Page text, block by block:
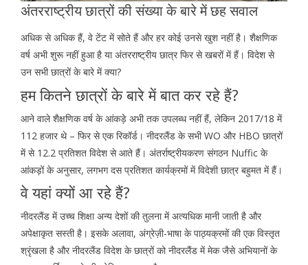
अंतरराष्ट्रीय छात्रों की संख्या के बारे में छह सवाल
अधिक से अधिक हैं, वे टेंट में सोते हैं और हर कोई उनसे खुश नहीं है। शैक्षणिक
वर्ष अभी शुरू नहीं हुआ है या अंतरराष्ट्रीय छात्र फिर से खबरों में हैं। विदेश से
उन सभी छात्रों के बारे में क्या?
हम कितने छात्रों के बारे में बात कर रहे हैं?
आने वाले शैक्षणिक वर्ष के आंकड़े अभी तक उपलब्ध नहीं हैं, लेकिन 2017/18 में
112 हजार थे – फिर से एक रिकॉर्ड। नीदरलैंड के सभी WO और HBO छात्रों
में से 12.2 प्रतिशत विदेश से आते हैं। अंतर्राष्ट्रीयकरण संगठन Nuffic के
आंकड़ों के अनुसार, लगभग दस प्रतिशत कार्यक्रमों में विदेशी छात्र बहुमत में हैं।
वे यहां क्यों आ रहे हैं?
नीदरलैंड में उच्च शिक्षा अन्य देशों की तुलना में अत्यधिक मानी जाती है और
अपेक्षाकृत सस्ती है। इसके अलावा, अंग्रेज़ी-भाषा के पाठ्यक्रमों की एक विस्तृत
श्रृंखला है और नीदरलैंड विदेश के छात्रों को नीदरलैंड में मेक जैसे अभियानों के